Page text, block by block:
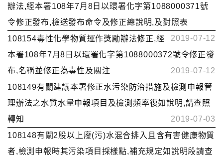
辦法,經本署108年7月8日以環署化字第1088000371號
令修正發布,檢送發布命令及修正總說明,及對照表
2019-07-12
108154毒性化學物質運作獎勵辦法修正,經
本署108年7月8日以環署化字第1088000372號令修正發
布,名稱並修正為毒性及關注
2019-07-12
108149有關建議本署修正水污染防治措施及檢測申報管
理辦法之水質水量申報項目及檢測頻率復如說明,請查照
轉知
2019-07-03
108148有關2股以上廢(污)水混合排入且含有害健康物質
者,檢測申報時其污染項目採樣點,補充規定如說明段請查